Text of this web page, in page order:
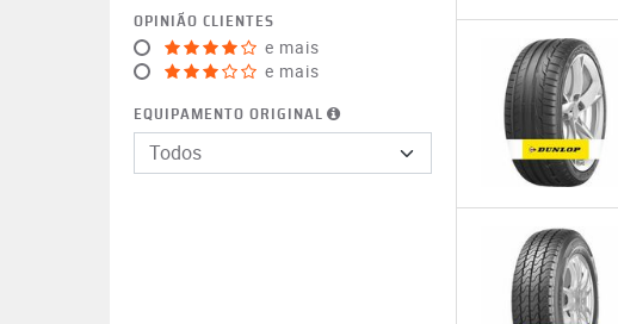
OPINIÃO CLIENTES
e mais
e mais
EQUIPAMENTO ORIGINAL
Todos